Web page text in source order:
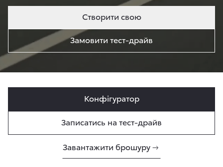
Створити свою
Замовити тест-драйв
Конфігуратор
Записатись на тест-драйв
Завантажити брошуру